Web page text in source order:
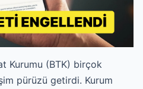
Kurumu (BTK) birçok
pürüzü getirdi. Kurum